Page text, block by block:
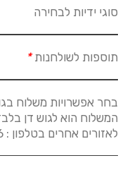
סוגי ידיות לבחירה
תוספות לשולחנות*
בחר אפשרויות משלוח
המשלוח הוא לגוש דן
לאזורים אחרים בטלפון : 03-5588426